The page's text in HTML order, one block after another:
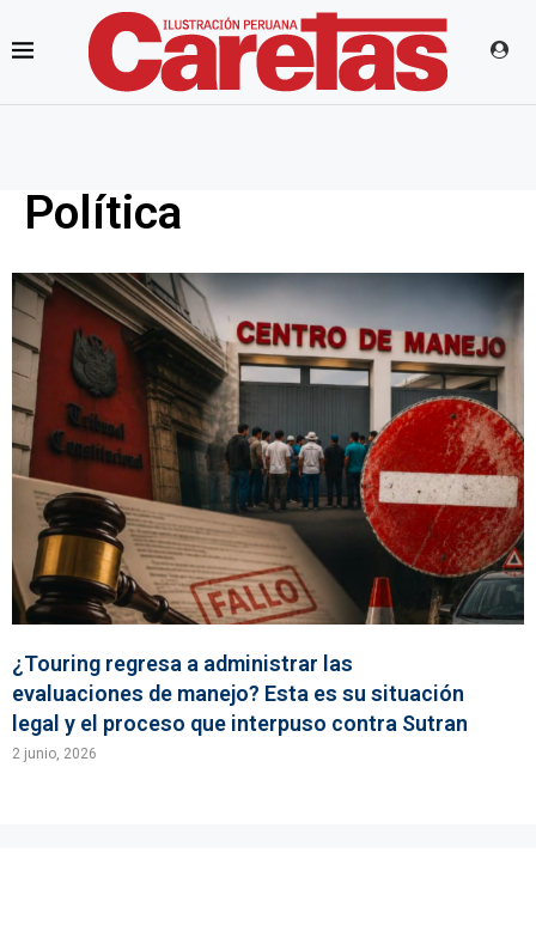
Política
¿Touring regresa a administrar las
evaluaciones de manejo? Esta es su situación
legal y el proceso que interpuso contra Sutran
2 junio, 2026